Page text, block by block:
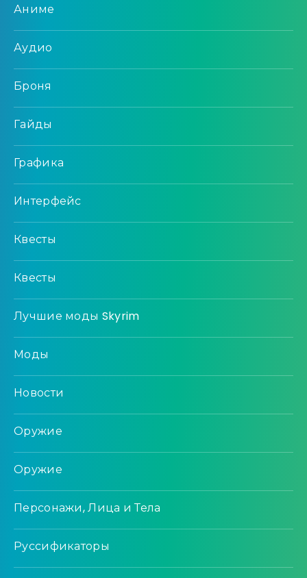
Аниме
Аудио
Броня
Гайды
Графика
Интерфейс
Квесты
Квесты
Лучшие моды Skyrim
Моды
Новости
Оружие
Оружие
Персонажи, Лица и Тела
Руссификаторы